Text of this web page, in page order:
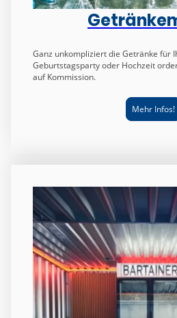
Ganz unkompliziert die Getränke für
Geburtstagsparty oder Hochzeit
auf Kommission.
Mehr Infos!